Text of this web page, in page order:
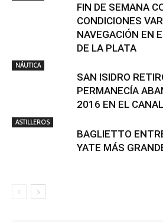
FIN DE SEMANA
CONDICIONES
NAVEGACIÓN EN
DE LA PLATA
NÁUTICA
SAN ISIDRO
PERMANECÍA
2016 EN EL
ASTILLEROS
BAGLIETTO
YATE MÁS